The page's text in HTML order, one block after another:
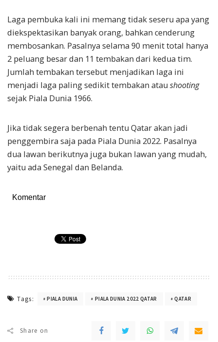
Laga pembuka kali ini memang tidak seseru apa yang
diekspektasikan banyak orang, bahkan cenderung
membosankan. Pasalnya selama 90 menit total hanya
2 peluang besar dan 11 tembakan dari kedua tim.
Jumlah tembakan tersebut menjadikan laga ini
menjadi laga paling sedikit tembakan atau shooting
sejak Piala Dunia 1966.
Jika tidak segera berbenah tentu Qatar akan jadi
penggembira saja pada Piala Dunia 2022. Pasalnya
dua lawan berikutnya juga bukan lawan yang mudah,
yaitu ada Senegal dan Belanda.
Komentar
Tags: PIALA DUNIA PIALA DUNIA 2022 QATAR QATAR
Share on